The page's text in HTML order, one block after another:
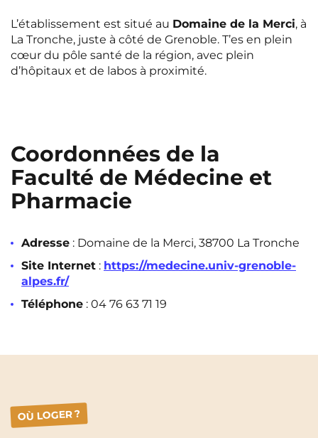
L’établissement est situé au Domaine de la Merci, à
La Tronche, juste à côté de Grenoble. T’es en plein
cœur du pôle santé de la région, avec plein
d’hôpitaux et de labos à proximité.
Coordonnées de la
Faculté de Médecine et
Pharmacie
Adresse : Domaine de la Merci, 38700 La Tronche
Site Internet : https://medecine.univ-grenoble-
alpes.fr/
Téléphone : 04 76 63 71 19
OÙ LOGER ?